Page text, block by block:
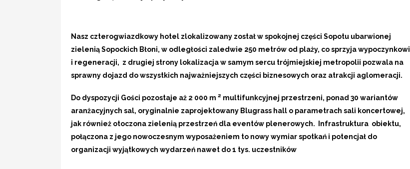
Nasz czterogwiazdkowy hotel zlokalizowany został w spokojnej części Sopotu ubarwionej
zielenią Sopockich Błoni, w odległości zaledwie 250 metrów od plaży, co sprzyja wypoczynkowi
i regeneracji, z drugiej strony lokalizacja w samym sercu trójmiejskiej metropolii pozwala na
sprawny dojazd do wszystkich najważniejszych części biznesowych oraz atrakcji aglomeracji.
Do dyspozycji Gości pozostaje aż 2 000 m 2 multifunkcyjnej przestrzeni, ponad 30 wariantów
aranżacyjnych sal, oryginalnie zaprojektowany Blugrass hall o parametrach sali koncertowej,
jak również otoczona zielenią przestrzeń dla eventów plenerowych. Infrastruktura obiektu,
połączona z jego nowoczesnym wyposażeniem to nowy wymiar spotkań i potencjał do
organizacji wyjątkowych wydarzeń nawet do 1 tys. uczestników